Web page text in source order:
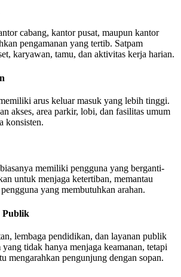
cabang, kantor pusat, maupun kantor
pengamanan yang tertib. Satpam
karyawan, tamu, dan aktivitas kerja harian.
arus keluar masuk yang lebih tinggi.
akses, area parkir, lobi, dan fasilitas umum
konsisten.
memiliki pengguna yang berganti-
untuk menjaga ketertiban, memantau
yang membutuhkan arahan.
Publik
lembaga pendidikan, dan layanan publik
tidak hanya menjaga keamanan, tetapi
mengarahkan pengunjung dengan sopan.